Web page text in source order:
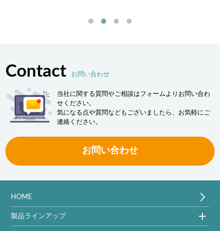
Contact お問い合わせ
当社に関する質問やご相談はフォームよりお問い合わ
せください。
気になる点や質問などもございましたら、お気軽にご
連絡ください。
お問い合わせ
HOME
製品ラインアップ